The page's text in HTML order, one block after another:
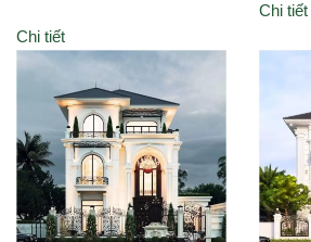
Chi tiết
Chi tiết